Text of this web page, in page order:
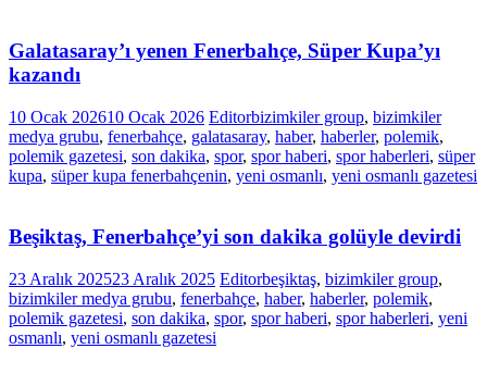
Galatasaray’ı yenen Fenerbahçe, Süper Kupa’yı
kazandı
10 Ocak 202610 Ocak 2026 Editorbizimkiler group, bizimkiler
medya grubu, fenerbahçe, galatasaray, haber, haberler, polemik,
polemik gazetesi, son dakika, spor, spor haberi, spor haberleri, süper
kupa, süper kupa fenerbahçenin, yeni osmanlı, yeni osmanlı gazetesi
Beşiktaş, Fenerbahçe’yi son dakika golüyle devirdi
23 Aralık 202523 Aralık 2025 Editorbeşiktaş, bizimkiler group,
bizimkiler medya grubu, fenerbahçe, haber, haberler, polemik,
polemik gazetesi, son dakika, spor, spor haberi, spor haberleri, yeni
osmanlı, yeni osmanlı gazetesi